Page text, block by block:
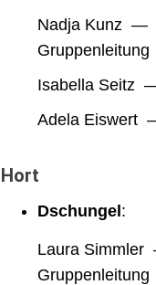
Nadja Kunz —
Gruppenleitung
Isabella Seitz
Adela Eiswert
Hort
Dschungel :
Laura
Gruppenleitung